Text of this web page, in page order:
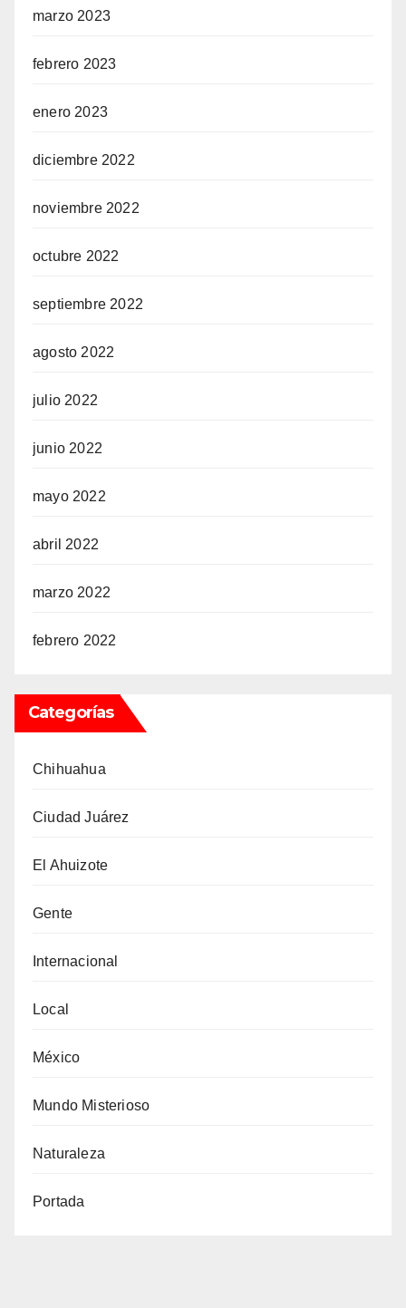
marzo 2023
febrero 2023
enero 2023
diciembre 2022
noviembre 2022
octubre 2022
septiembre 2022
agosto 2022
julio 2022
junio 2022
mayo 2022
abril 2022
marzo 2022
febrero 2022
Categorías
Chihuahua
Ciudad Juárez
El Ahuizote
Gente
Internacional
Local
México
Mundo Misterioso
Naturaleza
Portada